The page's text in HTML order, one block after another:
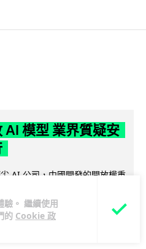
驗。 繼續使用
的 Cookie 政
AI 模型 業界質疑安
AI 公司，中國開發的開放權重
安全框架的測試範圍。美國業界
全文